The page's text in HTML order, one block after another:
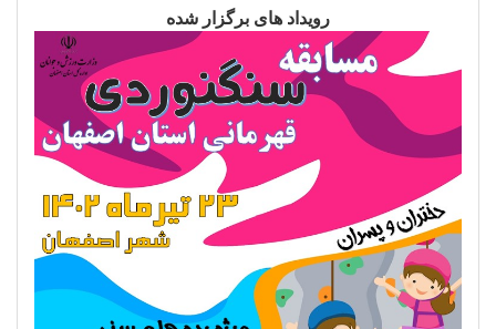
رویداد های برگزار شده